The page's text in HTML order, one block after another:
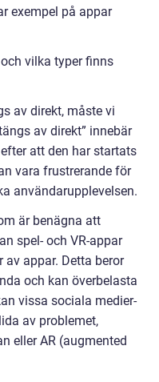
exempel på appar
vilka typer finns
av direkt, måste vi
av direkt” innebär
att den har startats
vara frustrerande för
användarupplevelsen.
är benägna att
spel- och VR-appar
av appar. Detta beror
och kan överbelasta
vissa sociala medier-
av problemet,
eller AR (augmented